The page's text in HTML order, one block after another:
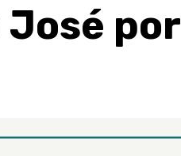
José por